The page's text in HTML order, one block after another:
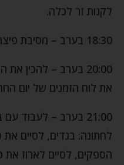
לקנות זר לכלה.
18:30 בערב – מסיבת פיצה ליום ההולדת של בן ה-20.
20:00 בערב – להכין את
את לוח הזמנים של יום
21:00 בערב – לעבוד עם
לחתונה: בגדים, לסיים את
הספקים, לסיים לארוז את